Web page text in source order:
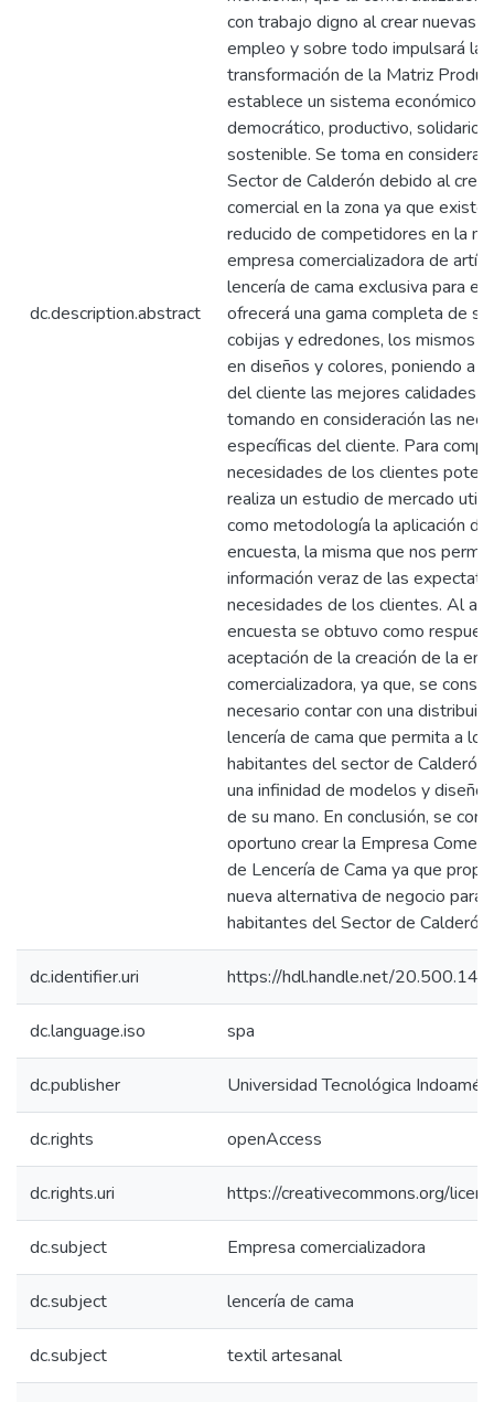
dc.description.abstract
con trabajo digno al crear nuevas
empleo y sobre todo impulsará la
transformación de la Matriz
establece un sistema económico
democrático, productivo, solidario y
sostenible. Se toma en
Sector de Calderón debido al
comercial en la zona ya que existe
reducido de competidores en la
empresa comercializadora de
lencería de cama exclusiva para el
ofrecerá una gama completa de
cobijas y edredones, los mismos
en diseños y colores, poniendo a
del cliente las mejores calidades y
tomando en consideración las
específicas del cliente. Para
necesidades de los clientes
realiza un estudio de mercado
como metodología la aplicación de
encuesta, la misma que nos
información veraz de las
necesidades de los clientes. Al
encuesta se obtuvo como
aceptación de la creación de la
comercializadora, ya que, se
necesario contar con una
lencería de cama que permita a los
habitantes del sector de Calderón
una infinidad de modelos y
de su mano. En conclusión, se
oportuno crear la Empresa
de Lencería de Cama ya que
nueva alternativa de negocio para
habitantes del Sector de Calderón.
dc.identifier.uri https://hdl.handle.net/
dc.language.iso spa
dc.publisher Universidad Tecnológica
dc.rights openAccess
dc.rights.uri https://creativecommons.org/
dc.subject Empresa comercializadora
dc.subject lencería de cama
dc.subject textil artesanal